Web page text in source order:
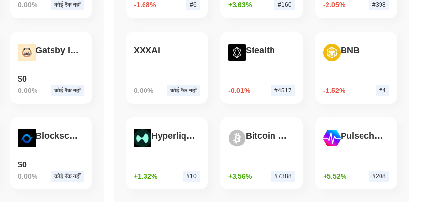
सर्वकालिक उच्च (ATH):
सर्वकालिक निम्न (ATL):
Based Neiro वर्तमान में अपने ATH से
0.00% कोई रैंक नहीं
Gatsby Inu
$0
0.00% कोई रैंक नहीं
Blockscape
$0
0.00% कोई रैंक नहीं
-1.68% #6 +3.63% #160 -2.05% #398
XXXAi
0.00% कोई रैंक नहीं
Stealth
-0.01% #4517
BNB
-1.52% #4
Hyperliquid
+1.32% #10
Bitcoin Silver
+3.56% #7388
Pulsechain
+5.52% #208